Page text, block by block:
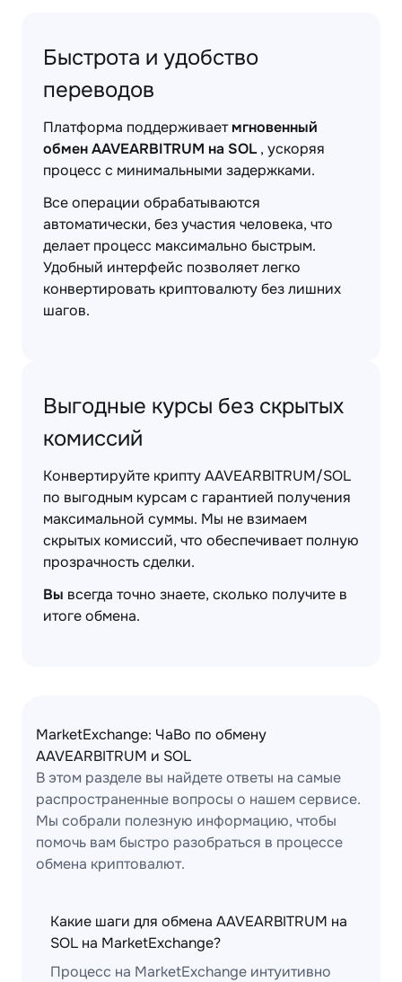
Быстрота и удобство
переводов
Платформа поддерживаетмгновенный
обмен AAVEARBITRUM на SOL, ускоряя
процесс с минимальными задержками.
Все операции обрабатываются
автоматически, без участия человека, что
делает процесс максимально быстрым.
Удобный интерфейс позволяет легко
конвертировать криптовалюту без лишних
шагов.
Выгодные курсы без скрытых
комиссий
Конвертируйте крипту AAVEARBITRUM/SOL
по выгодным курсам с гарантией получения
максимальной суммы. Мы не взимаем
скрытых комиссий, что обеспечивает полную
прозрачность сделки.
Вы всегда точно знаете, сколько получите в
итоге обмена.
MarketExchange: ЧаВо по обмену
AAVEARBITRUM и SOL
В этом разделе вы найдете ответы на самые
распространенные вопросы о нашем сервисе.
Мы собрали полезную информацию, чтобы
помочь вам быстро разобраться в процессе
обмена криптовалют.
Какие шаги для обмена AAVEARBITRUM на
SOL на MarketExchange?
Процесс на MarketExchange интуитивно